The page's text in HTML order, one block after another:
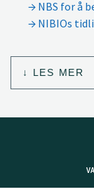
NBS for å
NIBIOs
LES MER